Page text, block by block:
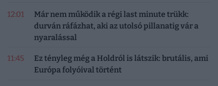
12:01
Már nem működik a régi last minute trükk:
durván ráfázhat, aki az utolsó pillanatig vár a
nyaralással
11:45
Ez tényleg még a Holdról is látszik: brutális, ami
Európa folyóival történt